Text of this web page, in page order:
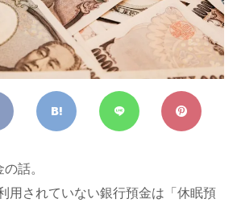
話。
用されていない銀行預金は「休眠預